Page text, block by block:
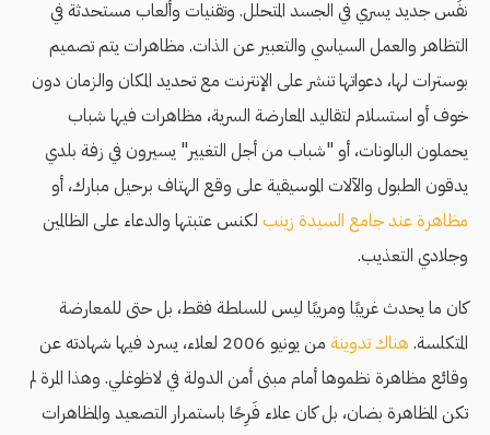
نفَس جديد يسري في الجسد المتحلل. وتقنيات وألعاب مستحدثة في
التظاهر والعمل السياسي والتعبير عن الذات. مظاهرات يتم تصميم
بوسترات لها، دعواتها تنشر على الإنترنت مع تحديد المكان والزمان دون
خوف أو استسلام لتقاليد المعارضة السرية، مظاهرات فيها شباب
يحملون البالونات، أو "شباب من أجل التغيير" يسيرون في زفة بلدي
يدقون الطبول والآلات الموسيقية على وقع الهتاف برحيل مبارك، أو
مظاهرة عند جامع السيدة زينب لكنس عتبتها والدعاء على الظالمين
وجلادي التعذيب.
كان ما يحدث غريبًا ومريبًا ليس للسلطة فقط، بل حتى للمعارضة
المتكلسة. هناك تدوينة
من يونيو 2006 لعلاء، يسرد فيها شهادته عن
وقائع مظاهرة نظموها أمام مبنى أمن الدولة في لاظوغلي. وهذا المرة لم
تكن المظاهرة بضان، بل كان علاء فَرِحًا باستمرار التصعيد والمظاهرات